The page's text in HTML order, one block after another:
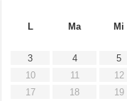
L
Ma Mi
3
4 5
10
11 12
17
18 19